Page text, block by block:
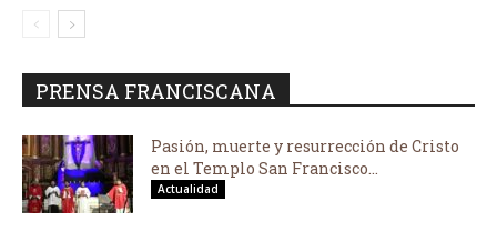
PRENSA FRANCISCANA
Pasión, muerte y resurrección de Cristo
en el Templo San Francisco...
Actualidad